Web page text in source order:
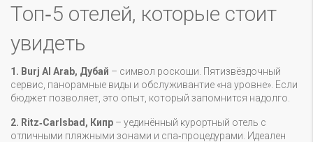
Топ‑5 отелей, которые стоит
увидеть
1. Burj Al Arab, Дубай – символ роскоши. Пятизвёздочный
сервис, панорамные виды и обслуживантие «на уровне». Если
бюджет позволяет, это опыт, который запомнится надолго.
2. Ritz‑Carlsbad, Кипр – уединённый курортный отель с
отличными пляжными зонами и спа‑процедурами. Идеален